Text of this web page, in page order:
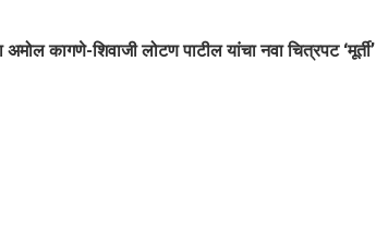
अमोल कागणे-शिवाजी लोटण पाटील यांचा नवा चित्रपट ‘मूर्ती’